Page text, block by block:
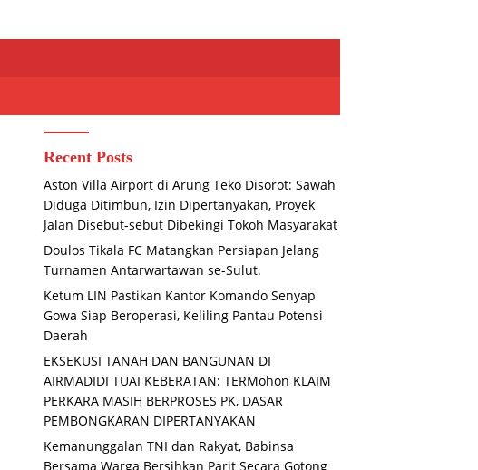
Recent Posts
Aston Villa Airport di Arung Teko Disorot: Sawah
Diduga Ditimbun, Izin Dipertanyakan, Proyek
Jalan Disebut-sebut Dibekingi Tokoh Masyarakat
Doulos Tikala FC Matangkan Persiapan Jelang
Turnamen Antarwartawan se-Sulut.
Ketum LIN Pastikan Kantor Komando Senyap
Gowa Siap Beroperasi, Keliling Pantau Potensi
Daerah
EKSEKUSI TANAH DAN BANGUNAN DI
AIRMADIDI TUAI KEBERATAN: TERMohon KLAIM
PERKARA MASIH BERPROSES PK, DASAR
PEMBONGKARAN DIPERTANYAKAN
Kemanunggalan TNI dan Rakyat, Babinsa
Bersama Warga Bersihkan Parit Secara Gotong